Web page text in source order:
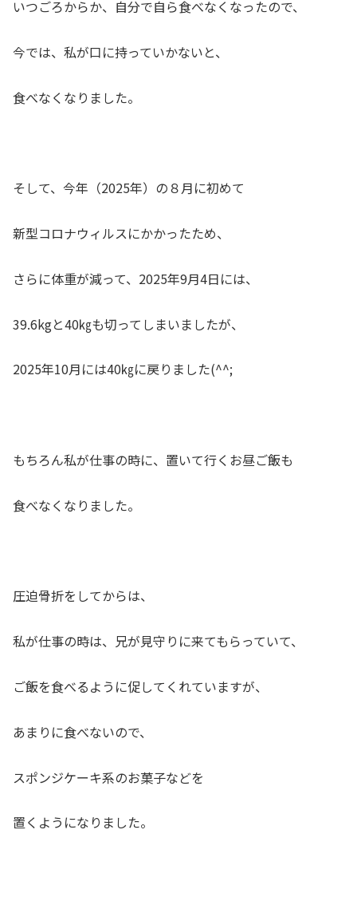
いつごろからか、自分で自ら食べなくなったので、
今では、私が口に持っていかないと、
食べなくなりました。
そして、今年（2025年）の８月に初めて
新型コロナウィルスにかかったため、
さらに体重が減って、2025年9月4日には、
39.6kgと40㎏も切ってしまいましたが、
2025年10月には40㎏に戻りました(^^;
もちろん私が仕事の時に、置いて行くお昼ご飯も
食べなくなりました。
圧迫骨折をしてからは、
私が仕事の時は、兄が見守りに来てもらっていて、
ご飯を食べるように促してくれていますが、
あまりに食べないので、
スポンジケーキ系のお菓子などを
置くようになりました。